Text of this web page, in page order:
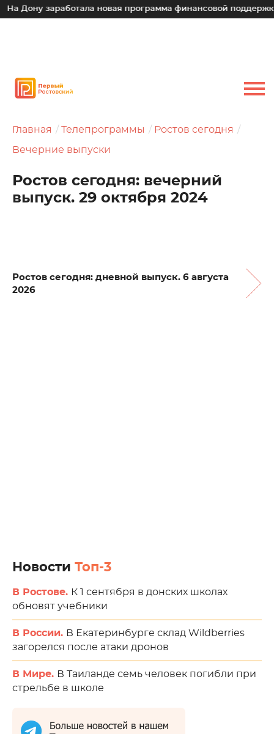
заработала новая программа финансовой поддержки для
Главная Телепрограммы Ростов сегодня
Вечерние выпуски
Ростов сегодня: вечерний
выпуск. 29 октября 2024
Ростов сегодня: дневной выпуск. 6 августа
2026
Новости Топ-3
В Ростове. К 1 сентября в донских школах
обновят учебники
В России. В Екатеринбурге склад Wildberries
загорелся после атаки дронов
В Мире. В Таиланде семь человек погибли при
стрельбе в школе